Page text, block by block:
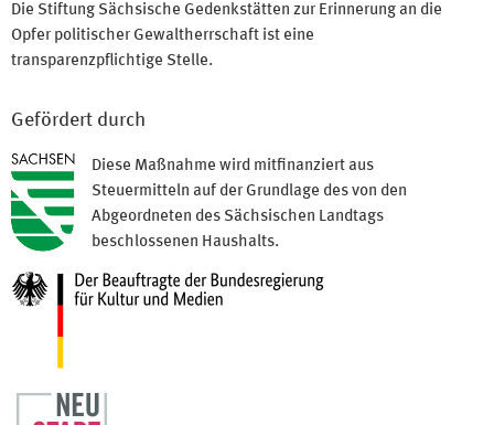
Die Stiftung Sächsische Gedenkstätten zur Erinnerung an die
Opfer politischer Gewaltherrschaft ist eine
transparenzpflichtige Stelle.
Gefördert durch
Diese Maßnahme wird mitfinanziert aus
Steuermitteln auf der Grundlage des von den
Abgeordneten des Sächsischen Landtags
beschlossenen Haushalts.